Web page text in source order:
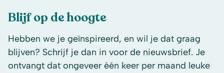
Blijf op de hoogte
Hebben we je geïnspireerd, en wil je dat graag
blijven? Schrijf je dan in voor de nieuwsbrief. Je
ontvangt dat ongeveer één keer per maand leuke